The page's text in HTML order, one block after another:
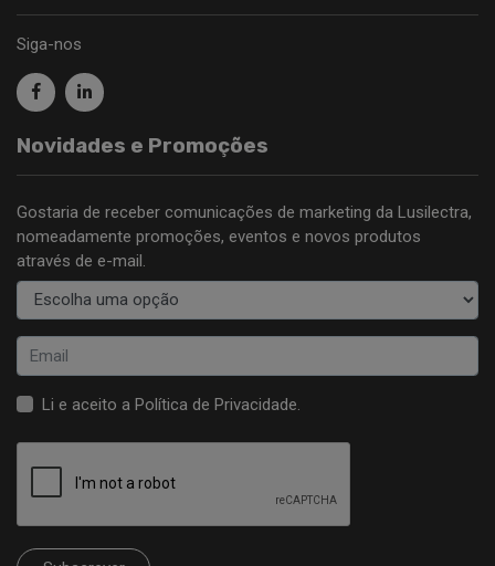
Siga-nos
Novidades e Promoções
Gostaria de receber comunicações de marketing da Lusilectra,
nomeadamente promoções, eventos e novos produtos
através de e-mail.
Li e aceito a Política de Privacidade